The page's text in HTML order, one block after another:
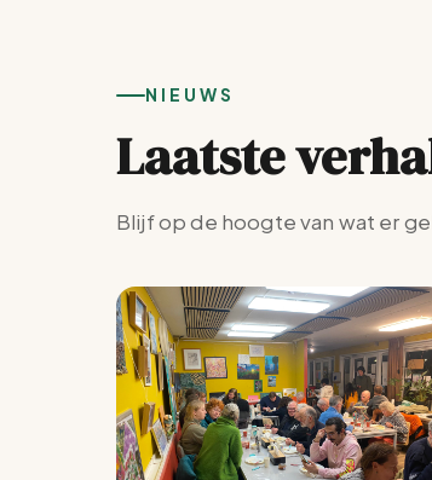
NIEUWS
Laatste
Blijf op de hoogte van wat er